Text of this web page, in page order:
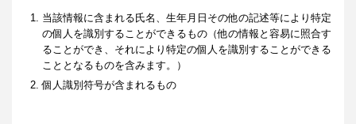
当該情報に含まれる氏名、生年月日その他の記述等により特定
の個人を識別することができるもの（他の情報と容易に照合す
ることができ、それにより特定の個人を識別することができる
こととなるものを含みます。）
個人識別符号が含まれるもの